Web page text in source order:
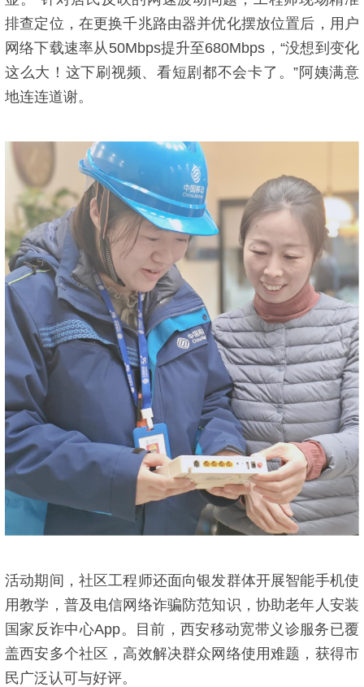
排查定位，在更换千兆路由器并优化摆放位置后，用户
网络下载速率从50Mbps提升至680Mbps，“没想到变化
这么大！这下刷视频、看短剧都不会卡了。”阿姨满意
地连连道谢。
活动期间，社区工程师还面向银发群体开展智能手机使
用教学，普及电信网络诈骗防范知识，协助老年人安装
国家反诈中心App。目前，西安移动宽带义诊服务已覆
盖西安多个社区，高效解决群众网络使用难题，获得市
民广泛认可与好评。